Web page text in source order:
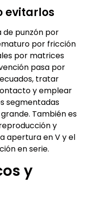
evitarlos
de punzón por
por fricción
por matrices
pasa por
tratar
y emplear
segmentadas
También es
y
apertura en V y el
en serie.
y